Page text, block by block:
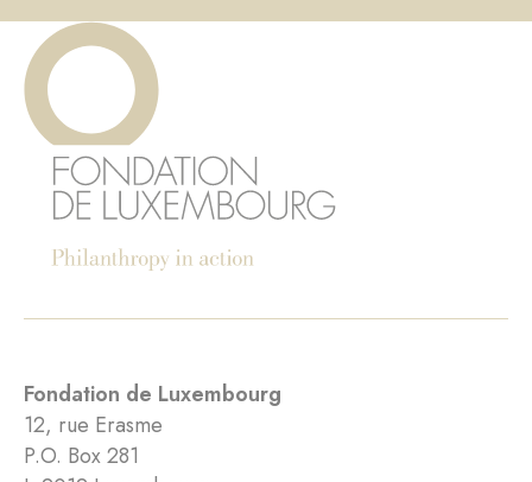
Fondation de Luxembourg
12, rue Erasme
P.O. Box 281